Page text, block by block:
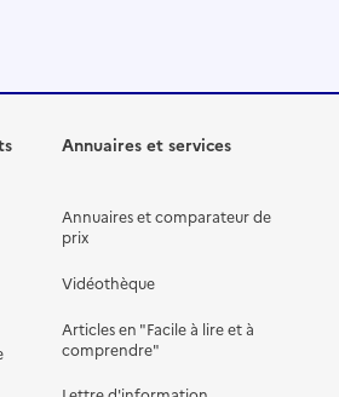
Annuaires et services
Annuaires et comparateur de
prix
Vidéothèque
Articles en "Facile à lire et à
comprendre"